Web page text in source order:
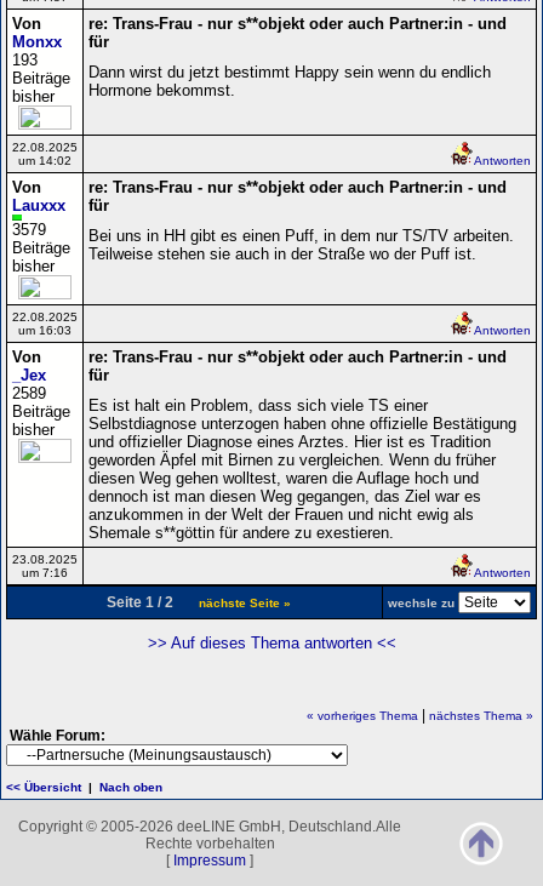
Von
Monxx
193
Beiträge
bisher
re: Trans-Frau - nur s**objekt oder auch Partner:in - und
für
Dann wirst du jetzt bestimmt Happy sein wenn du endlich
Hormone bekommst.
22.08.2025
um 14:02
Antworten
Von
Lauxxx
3579
Beiträge
bisher
re: Trans-Frau - nur s**objekt oder auch Partner:in - und
für
Bei uns in HH gibt es einen Puff, in dem nur TS/TV arbeiten.
Teilweise stehen sie auch in der Straße wo der Puff ist.
22.08.2025
um 16:03
Antworten
Von
_Jex
2589
Beiträge
bisher
re: Trans-Frau - nur s**objekt oder auch Partner:in - und
für
Es ist halt ein Problem, dass sich viele TS einer
Selbstdiagnose unterzogen haben ohne offizielle Bestätigung
und offizieller Diagnose eines Arztes. Hier ist es Tradition
geworden Äpfel mit Birnen zu vergleichen. Wenn du früher
diesen Weg gehen wolltest, waren die Auflage hoch und
dennoch ist man diesen Weg gegangen, das Ziel war es
anzukommen in der Welt der Frauen und nicht ewig als
Shemale s**göttin für andere zu exestieren.
23.08.2025
um 7:16
Antworten
Seite 1 / 2 nächste Seite » wechsle zu
>> Auf dieses Thema antworten <<
« vorheriges Thema nächstes Thema »
Wähle Forum:
<< Übersicht| Nach oben
Copyright © 2005-2026 deeLINE GmbH, Deutschland.Alle
Rechte vorbehalten
[ Impressum ]